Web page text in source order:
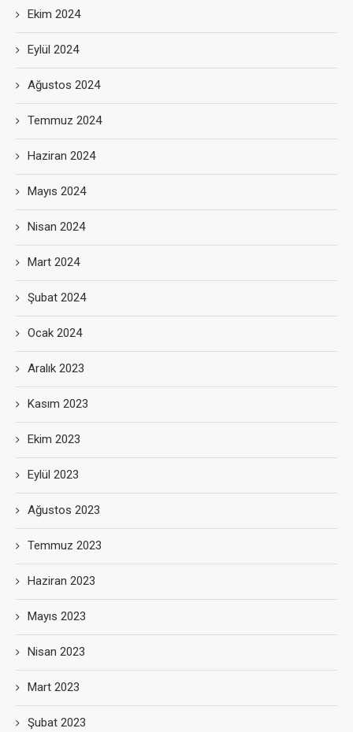
Ekim 2024
Eylül 2024
Ağustos 2024
Temmuz 2024
Haziran 2024
Mayıs 2024
Nisan 2024
Mart 2024
Şubat 2024
Ocak 2024
Aralık 2023
Kasım 2023
Ekim 2023
Eylül 2023
Ağustos 2023
Temmuz 2023
Haziran 2023
Mayıs 2023
Nisan 2023
Mart 2023
Şubat 2023